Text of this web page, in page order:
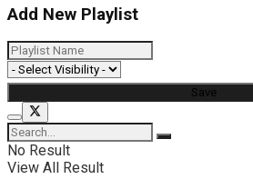
Add New Playlist
No Result
View All Result